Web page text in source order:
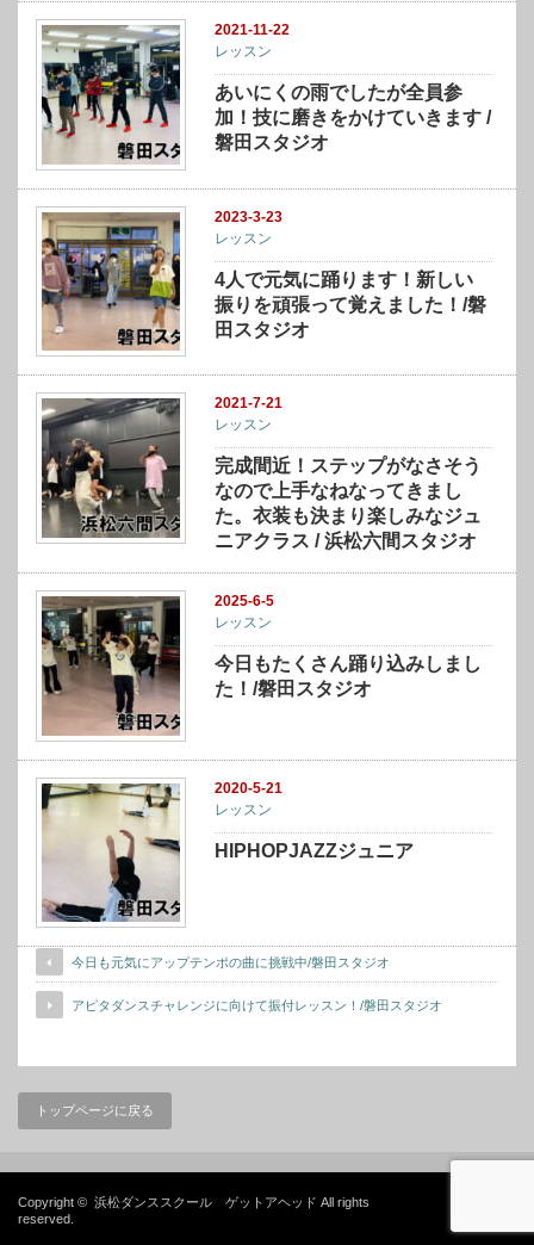
2021-11-22
レッスン
あいにくの雨でしたが全員参
加！技に磨きをかけていきます /
磐田スタジオ
2023-3-23
レッスン
4人で元気に踊ります！新しい
振りを頑張って覚えました！/磐
田スタジオ
2021-7-21
レッスン
完成間近！ステップがなさそう
なので上手なねなってきまし
た。衣装も決まり楽しみなジュ
ニアクラス / 浜松六間スタジオ
2025-6-5
レッスン
今日もたくさん踊り込みしまし
た！/磐田スタジオ
2020-5-21
レッスン
HIPHOPJAZZジュニア
今日も元気にアップテンポの曲に挑戦中/磐田スタジオ
アピタダンスチャレンジに向けて振付レッスン！/磐田スタジオ
トップページに戻る
Copyright © 浜松ダンススクール ゲットアヘッド All rights
reserved.